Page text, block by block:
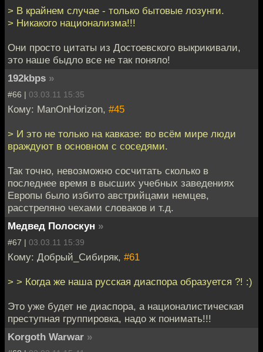
> В крайнем случае - только бытовые лозунги.
> Никакого национализма!!!
Они просто цитаты из Достоевского выкрикивали,
это наше быдло все не так поняло!
192kbps »
#66 | 03.03.11 15:35
Кому: ManOnHorizon, #45
> И это не только на кавказе: во всём мире люди
враждуют в основном с соседями.
Так точно, невозможно сосчитать сколько в
последнее время в высших учебных заведениях
Европы было избито австрийцами немцев,
расстреляно чехами словаков и т.д.
Медвед Полоскун »
#67 | 03.03.11 15:39
Кому: Добрый_Сибиряк, #61
> > Когда же наша русская диаспора образуется ?! :)
Это уже будет не диаспора, а националистическая
преступная группировка, надо ж понимать!!!
Korgoth Warwar »